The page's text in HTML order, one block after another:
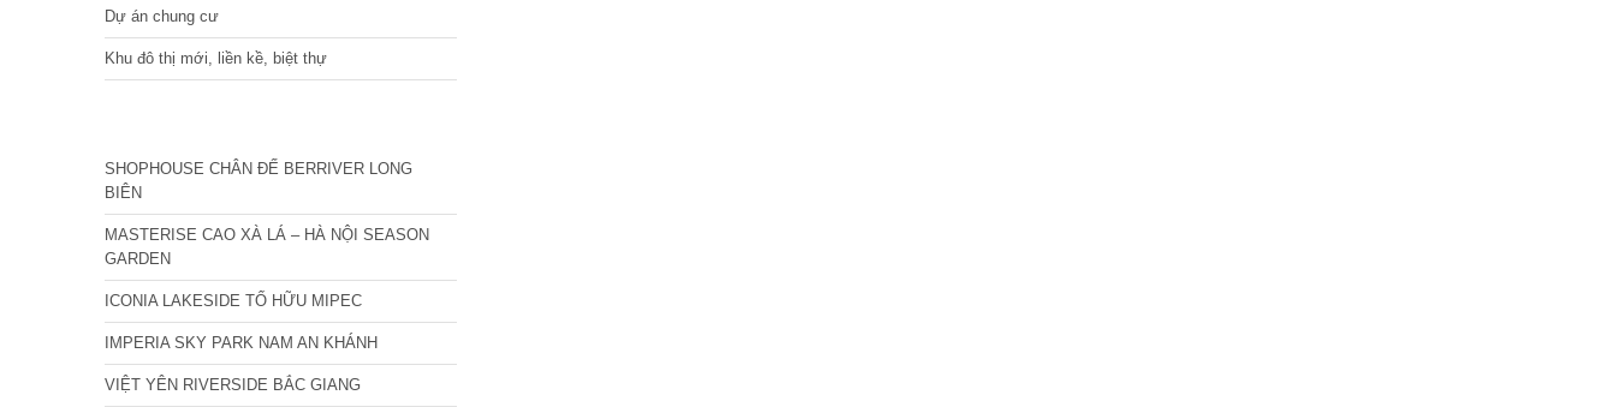
Dự án chung cư
Khu đô thị mới, liền kề, biệt thự
SHOPHOUSE CHÂN ĐẾ BERRIVER LONG
BIÊN
MASTERISE CAO XÀ LÁ – HÀ NỘI SEASON
GARDEN
ICONIA LAKESIDE TỐ HỮU MIPEC
IMPERIA SKY PARK NAM AN KHÁNH
VIỆT YÊN RIVERSIDE BẮC GIANG